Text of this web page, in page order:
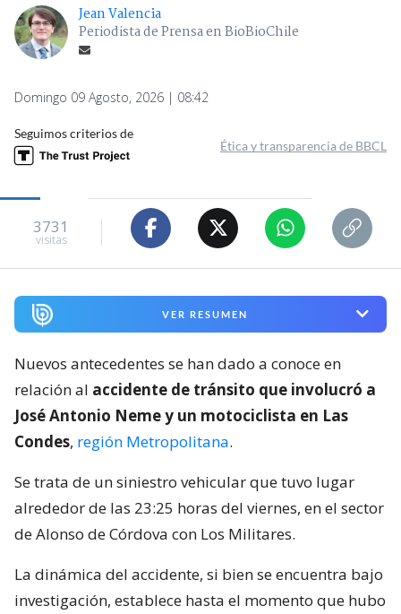
Jean Valencia
Periodista de Prensa en BioBioChile
Domingo 09 Agosto, 2026 | 08:42
Seguimos criterios de
Ética y transparencia de BBCL
3731
visitas
VER RESUMEN
Nuevos antecedentes se han dado a conoce en
relación al accidente de tránsito que involucró a
José Antonio Neme y un motociclista en Las
Condes, región Metropolitana.
Se trata de un siniestro vehicular que tuvo lugar
alrededor de las 23:25 horas del viernes, en el sector
de Alonso de Córdova con Los Militares.
La dinámica del accidente, si bien se encuentra bajo
investigación, establece hasta el momento que hubo